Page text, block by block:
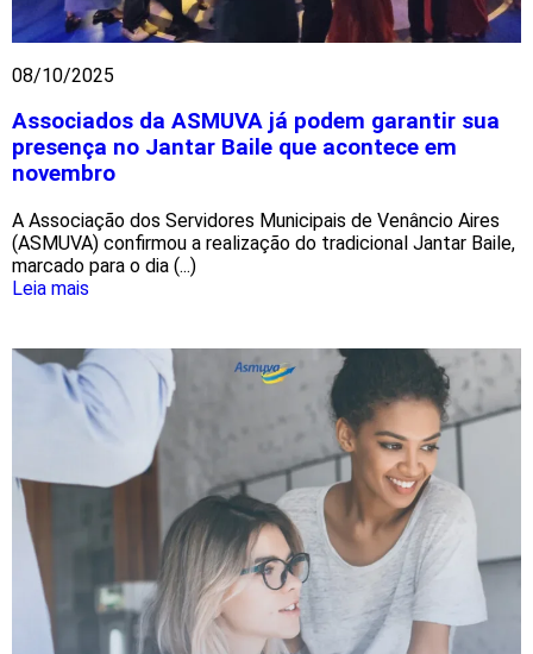
08/10/2025
Associados da ASMUVA já podem garantir sua
presença no Jantar Baile que acontece em
novembro
A Associação dos Servidores Municipais de Venâncio Aires
(ASMUVA) confirmou a realização do tradicional Jantar Baile,
marcado para o dia (...)
Leia mais